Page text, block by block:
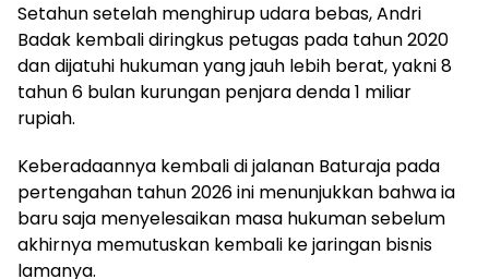
Setahun setelah menghirup udara bebas, Andri
Badak kembali diringkus petugas pada tahun 2020
dan dijatuhi hukuman yang jauh lebih berat, yakni 8
tahun 6 bulan kurungan penjara denda 1 miliar
rupiah.
Keberadaannya kembali di jalanan Baturaja pada
pertengahan tahun 2026 ini menunjukkan bahwa ia
baru saja menyelesaikan masa hukuman sebelum
akhirnya memutuskan kembali ke jaringan bisnis
lamanya.